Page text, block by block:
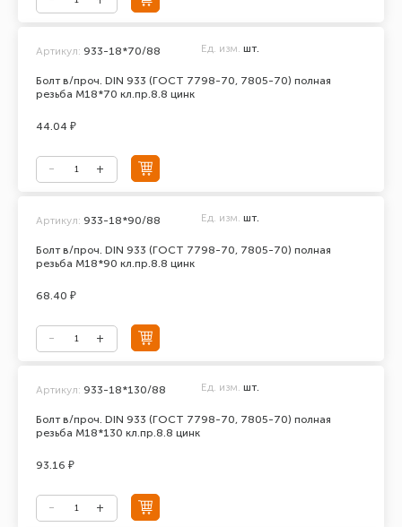
Болт в/проч. DIN 933 (ГОСТ 7798-70, 7805-70) полная
резьба М18*70 кл.пр.8.8 цинк
Артикул: 933-18*70/88 Ед. изм. шт.
44.04 ₽
Болт в/проч. DIN 933 (ГОСТ 7798-70, 7805-70) полная
резьба М18*90 кл.пр.8.8 цинк
Артикул: 933-18*90/88 Ед. изм. шт.
68.40 ₽
Болт в/проч. DIN 933 (ГОСТ 7798-70, 7805-70) полная
резьба М18*130 кл.пр.8.8 цинк
Артикул: 933-18*130/88 Ед. изм. шт.
93.16 ₽